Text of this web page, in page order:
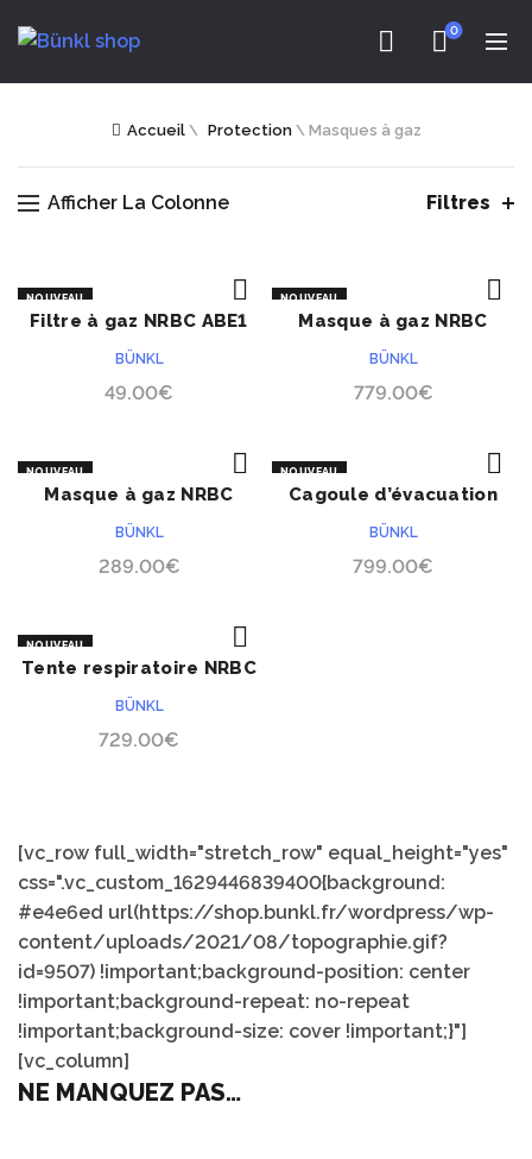
0
Accueil\ Protection\ Masques à gaz
Afficher La Colonne Filtres
NOUVEAU
ACHETER
Filtre à gaz NRBC ABE1
P3
BÜNKL
49.00€
NOUVEAU
ACHETER
Masque à gaz NRBC
adulte
BÜNKL
779.00€
NOUVEAU
ACHETER
Masque à gaz NRBC
adulte
BÜNKL
289.00€
NOUVEAU
ACHETER
Cagoule d’évacuation
NRBC enfant
BÜNKL
799.00€
NOUVEAU
ACHETER
Tente respiratoire NRBC
pour animaux
BÜNKL
729.00€
[vc_row full_width="stretch_row" equal_height="yes"
css=".vc_custom_1629446839400{background:
#e4e6ed url(https://shop.bunkl.fr/wordpress/wp-
content/uploads/2021/08/topographie.gif?
id=9507) !important;background-position: center
!important;background-repeat: no-repeat
!important;background-size: cover !important;}"]
[vc_column]
NE MANQUEZ PAS…